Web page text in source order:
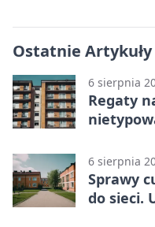
Ostatnie Artykuły
6 sierpnia
Regaty
6 sierpnia
Sprawy
do sieci.